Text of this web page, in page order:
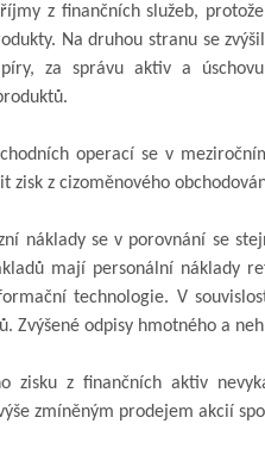
z finančních služeb,
Na druhou stranu se
za správu aktiv a
operací se v
zisk z cizoměnového
náklady se v porovnání se
mají personální náklady
technologie. V
Zvýšené odpisy hmotného a
zisku z finančních aktiv
zmíněným prodejem akcií